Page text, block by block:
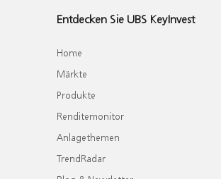
Entdecken Sie UBS KeyInvest
Home
Märkte
Produkte
Renditemonitor
Anlagethemen
TrendRadar